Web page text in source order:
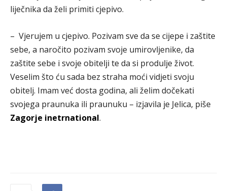
liječnika da želi primiti cjepivo.
– Vjerujem u cjepivo. Pozivam sve da se cijepe i zaštite
sebe, a naročito pozivam svoje umirovljenike, da
zaštite sebe i svoje obitelji te da si produlje život.
Veselim što ću sada bez straha moći vidjeti svoju
obitelj. Imam već dosta godina, ali želim dočekati
svojega praunuka ili praunuku – izjavila je Jelica, piše
Zagorje inetrnational.